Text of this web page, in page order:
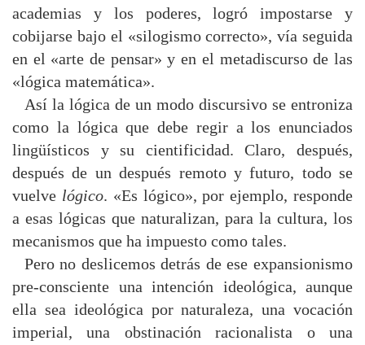
academias y los poderes, logró impostarse y
cobijarse bajo el «silogismo correcto», vía seguida
en el «arte de pensar» y en el metadiscurso de las
«lógica matemática».
Así la lógica de un modo discursivo se entroniza
como la lógica que debe regir a los enunciados
lingüísticos y su cientificidad. Claro, después,
después de un después remoto y futuro, todo se
vuelve lógico. «Es lógico», por ejemplo, responde
a esas lógicas que naturalizan, para la cultura, los
mecanismos que ha impuesto como tales.
Pero no deslicemos detrás de ese expansionismo
pre-consciente una intención ideológica, aunque
ella sea ideológica por naturaleza, una vocación
imperial, una obstinación racionalista o una